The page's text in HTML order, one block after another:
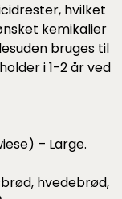
hvilket
kemikalier
bruges til
i 1-2 år ved
– Large.
hvedebrød,